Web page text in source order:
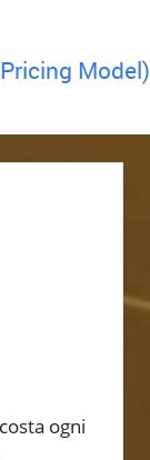
Model)
ogni